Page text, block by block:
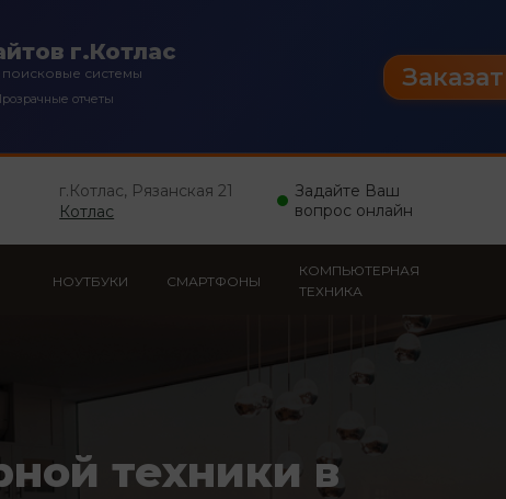
г.Котлас
системы
отчеты
г.Котлас, Рязанская 21
Котлас
Задайте Ваш
вопрос онлайн
НОУТБУКИ СМАРТФОНЫ
КОМПЬЮТЕРНАЯ
ТЕХНИКА
техники в